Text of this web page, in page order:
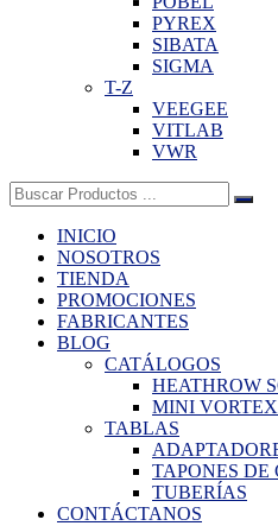
PYREX
SIBATA
SIGMA
T-Z
VEEGEE
VITLAB
VWR
Buscar:
INICIO
NOSOTROS
TIENDA
PROMOCIONES
FABRICANTES
BLOG
CATÁLOGOS
HEATHROW
MINI
TABLAS
TAPONES DE
TUBERÍAS
CONTÁCTANOS